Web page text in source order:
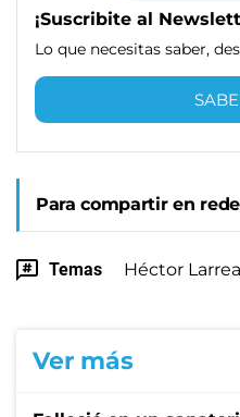
¡Suscribite al
Lo que necesitas saber,
Para compartir en
Temas Héctor Larrea
Ver más